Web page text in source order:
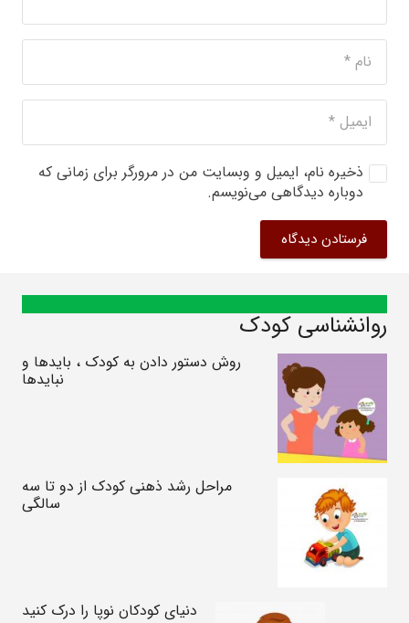
ذخیره نام، ایمیل و وبسایت من در مرورگر برای زمانی که
دوباره دیدگاهی می‌نویسم.
فرستادن دیدگاه
روانشناسی کودک
روش دستور دادن به کودک ، بایدها و
نبایدها
مراحل رشد ذهنی کودک از دو تا سه
سالگی
دنیای کودکان نوپا را درک کنید